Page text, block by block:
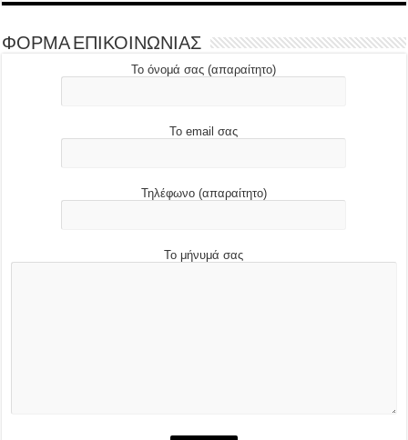
ΦΟΡΜΑ ΕΠΙΚΟΙΝΩΝΙΑΣ
Το όνομά σας (απαραίτητο)
Το email σας
Τηλέφωνο (απαραίτητο)
Το μήνυμά σας